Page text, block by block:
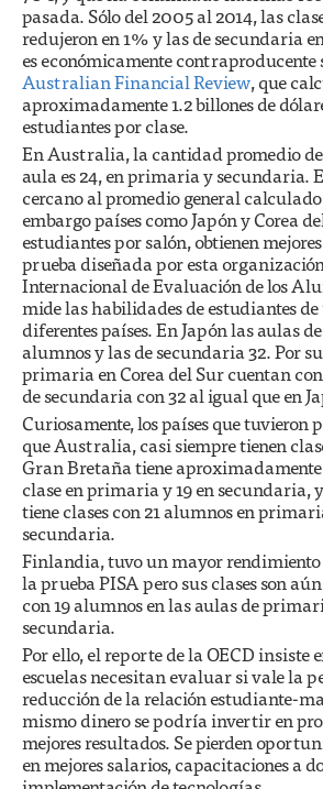
pasada. Sólo del 2005 al 2014, las
redujeron en 1% y las de secundaria
es económicamente contraproducente
Australian Financial Review, que
aproximadamente 1.2 billones de
estudiantes por clase.
En Australia, la cantidad promedio
aula es 24, en primaria y secundaria.
cercano al promedio general
embargo países como Japón y Corea
estudiantes por salón, obtienen
prueba diseñada por esta
Internacional de Evaluación de los
mide las habilidades de estudiantes de
diferentes países. En Japón las aulas
alumnos y las de secundaria 32. Por
primaria en Corea del Sur cuentan
de secundaria con 32 al igual que en
Curiosamente, los países que tuvieron
que Australia, casi siempre tienen
Gran Bretaña tiene
clase en primaria y 19 en secundaria,
tiene clases con 21 alumnos en
secundaria.
Finlandia, tuvo un mayor
la prueba PISA pero sus clases son
con 19 alumnos en las aulas de
secundaria.
Por ello, el reporte de la OECD insiste
escuelas necesitan evaluar si vale la
reducción de la relación estudiante-
mismo dinero se podría invertir en
mejores resultados. Se pierden
en mejores salarios, capacitaciones a